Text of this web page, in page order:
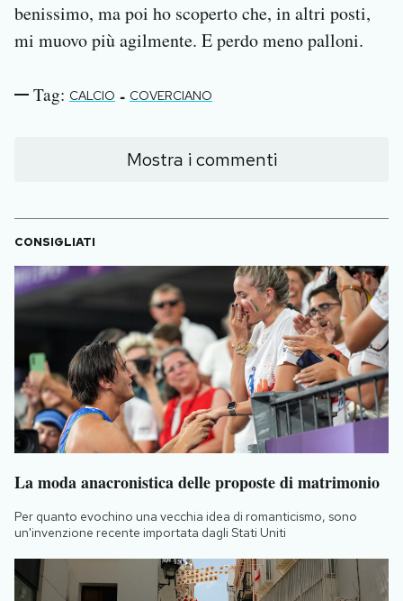
benissimo, ma poi ho scoperto che, in altri posti,
mi muovo più agilmente. E perdo meno palloni.
Tag: CALCIO - COVERCIANO
Mostra i commenti
CONSIGLIATI
La moda anacronistica delle proposte di matrimonio
Per quanto evochino una vecchia idea di romanticismo, sono
un'invenzione recente importata dagli Stati Uniti